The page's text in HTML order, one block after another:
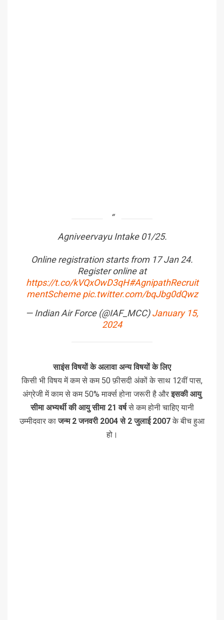
Agniveervayu Intake 01/25.
Online registration starts from 17 Jan 24.
Register online at
https://t.co/kVQxOwD3qH#AgnipathRecruit
mentScheme pic.twitter.com/bqJbg0dQwz
— Indian Air Force (@IAF_MCC)January 15,
2024
साइंस विषयों के अलावा अन्य विषयों के लिए
किसी भी विषय में कम से कम 50 फ़ीसदी अंकों के साथ 12वीं पास,
अंग्रेजी में काम से कम 50% मार्क्स होना जरूरी है औरइसकी आयु
सीमा अभ्यर्थी की आयु सीमा 21 वर्षसे कम होनी चाहिए यानी
उम्मीदवार काजन्म 2 जनवरी 2004 से 2 जुलाई 2007के बीच हुआ
हो।